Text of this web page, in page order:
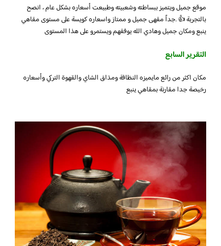
موقع جميل ويتميز ببساطته وشعبيته وطبيعت أسعاره بشكل عام ، انصح
بالتجربة 👍 .جداً مقهى جميل و ممتاز واسعاره كويسة على مستوى مقاهي
ينبع ومكان جميل وهادي الله يوفقهم ويستمرو على هذا المستوى
التقرير السابع
مكان اكثر من رائع مايميزه النظافة ومذاق الشاي والقهوة التركي وأسعاره
رخيصة جدا مقارنة بمقاهي ينبع